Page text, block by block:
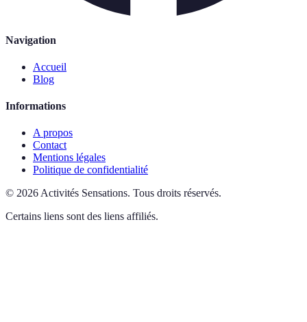
Navigation
Accueil
Blog
Informations
A propos
Contact
Mentions légales
Politique de confidentialité
© 2026 Activités Sensations. Tous droits réservés.
Certains liens sont des liens affiliés.